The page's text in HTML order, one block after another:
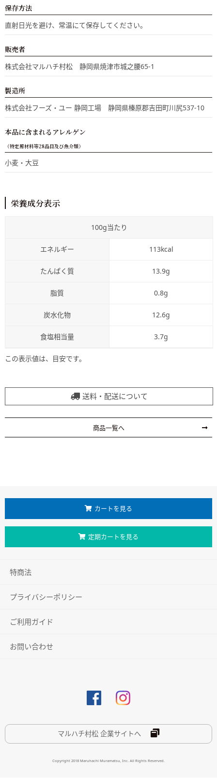
保存方法
直射日光を避け、常温にて保存してください。
販売者
株式会社マルハチ村松 静岡県焼津市城之腰65-1
製造所
株式会社フーズ・ユー 静岡工場 静岡県榛原郡吉田町川尻537-10
本品に含まれるアレルゲン
（特定原材料等28品目及び魚介類）
小麦・大豆
栄養成分表示
100g当たり
エネルギー 113kcal
たんぱく質 13.9g
脂質 0.8g
炭水化物 12.6g
食塩相当量 3.7g
この表示値は、目安です。
送料・配送について
商品一覧へ
カートを見る
定期カートを見る
特商法
プライバシーポリシー
ご利用ガイド
お問い合わせ
マルハチ村松 企業サイトへ
Copyright 2018 Maruhachi Muramatsu, Inc. All Rights Reserved.